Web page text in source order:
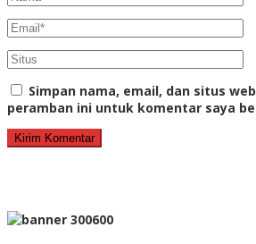
Simpan nama, email, dan situs
peramban ini untuk komentar saya